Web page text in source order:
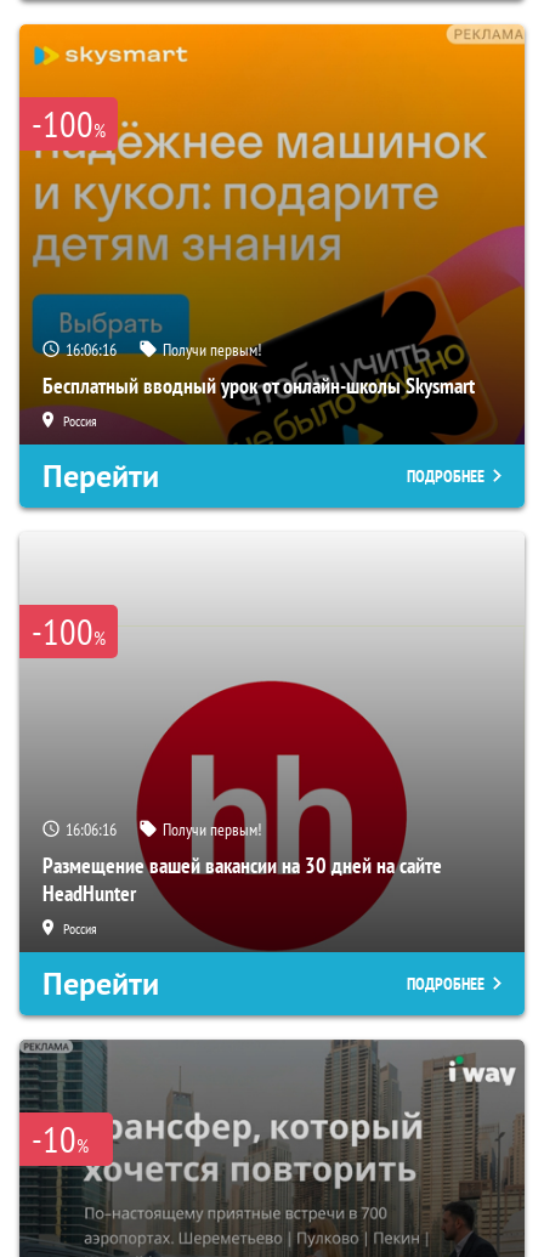
-100%
16:06:15 Получи первым!
Бесплатный вводный урок от онлайн-школы Skysmart
Россия
Перейти ПОДРОБНЕЕ
-100%
16:06:15 Получи первым!
Размещение вашей вакансии на 30 дней на сайте
HeadHunter
Россия
Перейти ПОДРОБНЕЕ
-10%